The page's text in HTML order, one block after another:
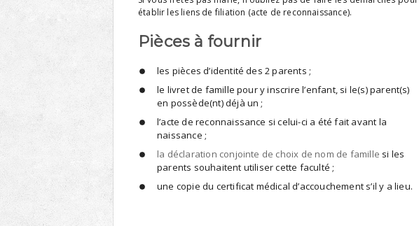
établir les liens de filiation (acte de reconnaissance).
Pièces à fournir
les pièces d’identité des 2 parents ;
le livret de famille pour y inscrire l’enfant, si le(s) parent(s)
en possède(nt) déjà un ;
l’acte de reconnaissance si celui-ci a été fait avant la
naissance ;
la déclaration conjointe de choix de nom de famille si les
parents souhaitent utiliser cette faculté ;
une copie du certificat médical d’accouchement s’il y a lieu.